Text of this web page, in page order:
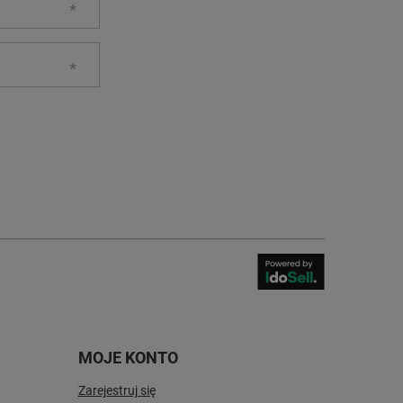
MOJE KONTO
Zarejestruj się